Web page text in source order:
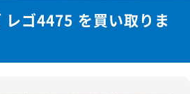
レゴ4475 を買い取りま